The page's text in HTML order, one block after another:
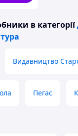
в категорії
Видавництво
Пегас